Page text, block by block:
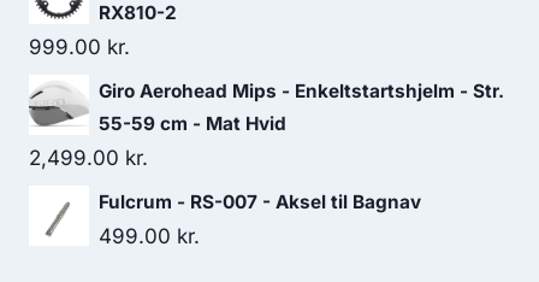
RX810-2
999.00 kr.
Giro Aerohead Mips - Enkeltstartshjelm - Str.
55-59 cm - Mat Hvid
2,499.00 kr.
Fulcrum - RS-007 - Aksel til Bagnav
499.00 kr.